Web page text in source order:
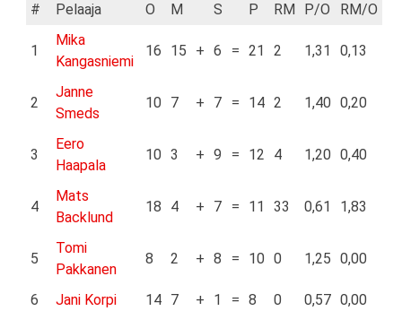
# Pelaaja O M S P RM P/O RM/O
1
Mika
Kangasniemi
16 15 + 6 = 21 2 1,31 0,13
2
Janne
Smeds
10 7 + 7 = 14 2 1,40 0,20
3
Eero
Haapala
10 3 + 9 = 12 4 1,20 0,40
4
Mats
Backlund
18 4 + 7 = 11 33 0,61 1,83
5
Tomi
Pakkanen
8 2 + 8 = 10 0 1,25 0,00
6 Jani Korpi 14 7 + 1 = 8 0 0,57 0,00